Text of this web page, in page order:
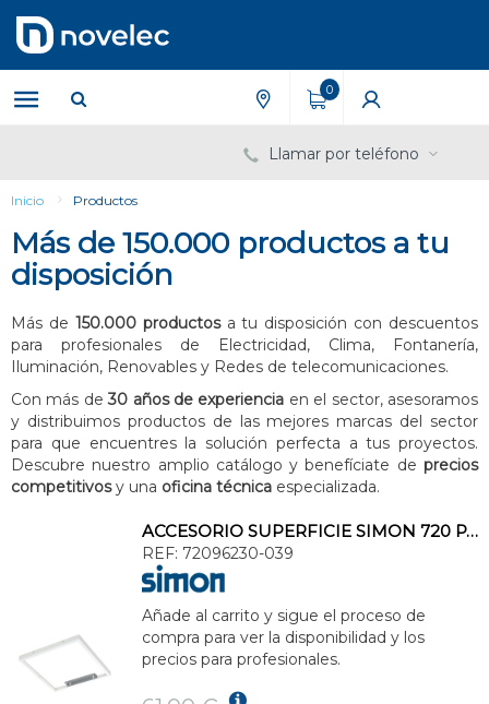
contenido
menú
de
navegación
0
Llamar por teléfono
Inicio Productos
Más de 150.000 productos a tu
disposición
Más de 150.000 productosa tu disposición con descuentos
para profesionales de Electricidad, Clima, Fontanería,
Iluminación, Renovables y Redes de telecomunicaciones.
Con más de30 años de experiencia en el sector, asesoramos
y distribuimos productos de las mejores marcas del sector
para que encuentres la solución perfecta a tus proyectos.
Descubre nuestro amplio catálogo y benefíciate de precios
competitivosy una oficina técnica especializada.
ACCESORIO SUPERFICIE SIMON 720 PARA LUMINARIA 60x60mm BLANCO
REF: 72096230-039
Añade al carrito y sigue el proceso de
compra para ver la disponibilidad y los
precios para profesionales.